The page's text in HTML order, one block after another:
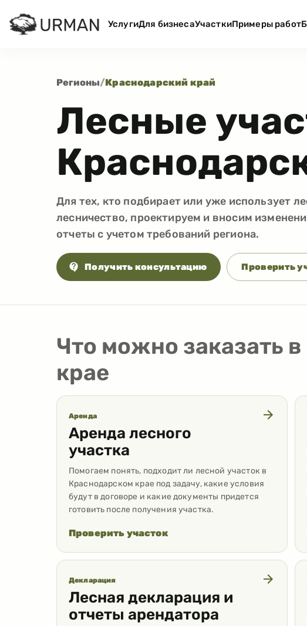
УслугиДля бизнесаУчасткиПримеры работ
Регионы/Краснодарский край
Лесные
Для тех, кто подбирает или уже использует
лесничество, проектируем и вносим
отчеты с учетом требований региона.
Получить консультацию Проверить
Что можно заказать
крае
Аренда
Аренда лесного
участка
Помогаем понять, подходит ли лесной участок в
Краснодарском крае под задачу, какие условия
будут в договоре и какие документы придется
готовить после получения участка.
Проверить участок
Декларация
Лесная декларация и
отчеты арендатора